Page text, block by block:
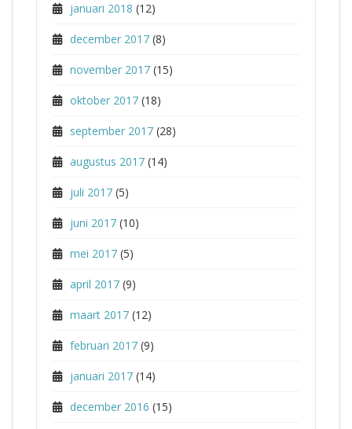
januari 2018 (12)
december 2017 (8)
november 2017 (15)
oktober 2017 (18)
september 2017 (28)
augustus 2017 (14)
juli 2017 (5)
juni 2017 (10)
mei 2017 (5)
april 2017 (9)
maart 2017 (12)
februari 2017 (9)
januari 2017 (14)
december 2016 (15)